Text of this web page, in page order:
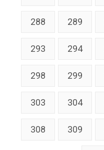
288 289
293 294
298 299
303 304
308 309